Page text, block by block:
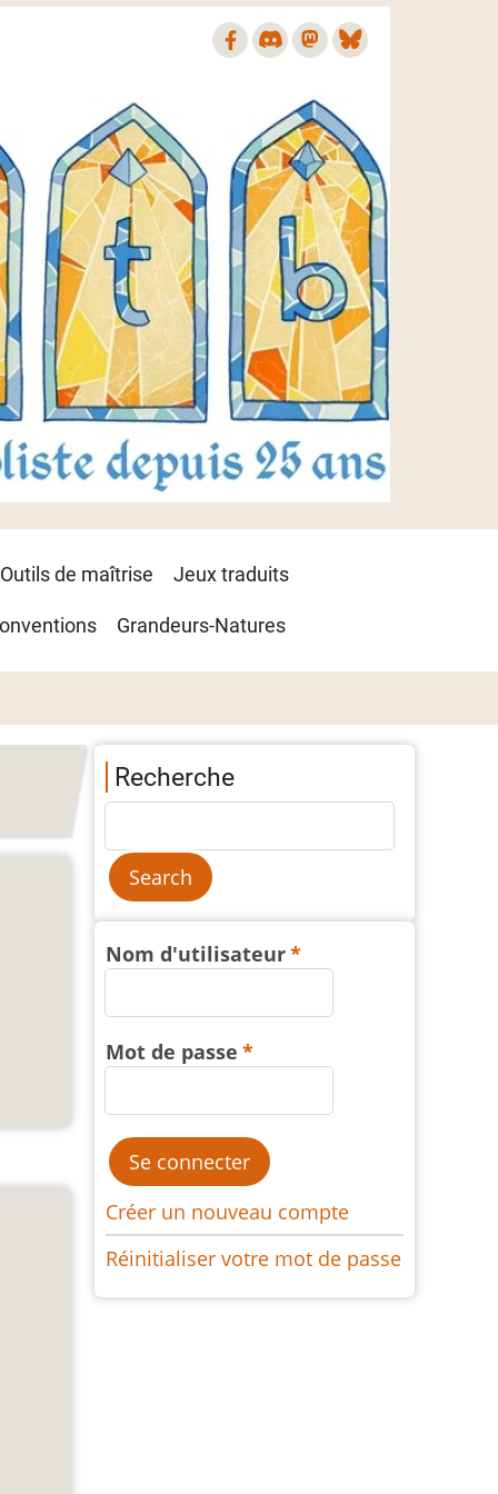
Outils de maîtrise Jeux traduits
Grandeurs-Natures
Recherche
Nom d'utilisateur
Mot de passe
Créer un nouveau compte
Réinitialiser votre mot de passe